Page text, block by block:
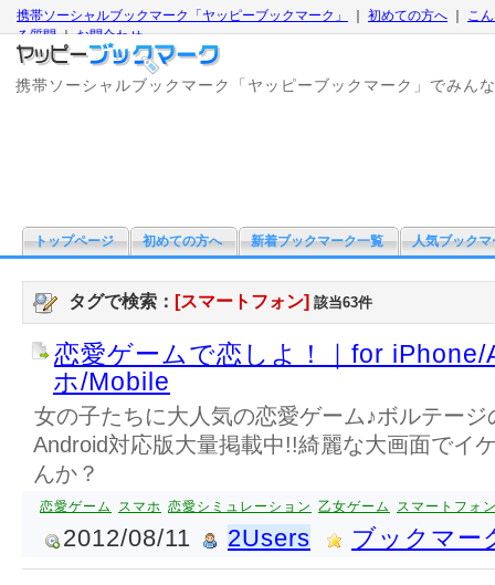
携帯ソーシャルブックマーク「ヤッピーブックマーク」 初めての方へ
こ
る質問｜お問合わせ
携帯ソーシャルブックマーク「ヤッピーブックマーク」でみん
トップページ 初めての方へ 新着ブックマーク一覧 人気ブックマ
タグで検索： [スマートフォン] 該当63件
恋愛ゲームで恋しよ！｜for
ホ/Mobile
女の子たちに大人気の恋愛ゲーム♪ボルテー
Android対応版大量掲載中!!綺麗な大画面でイ
んか？
恋愛ゲーム スマホ 恋愛シミュレーション 乙女ゲーム スマートフォ
2012/08/11 2Users ブックマー